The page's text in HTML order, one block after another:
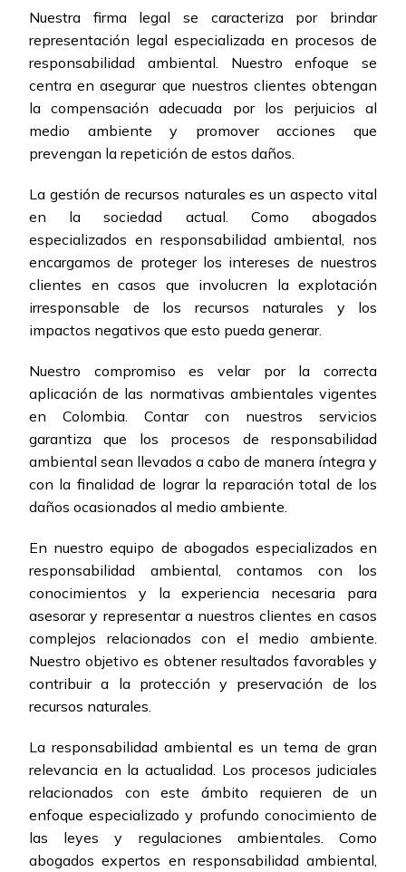
Nuestra firma legal se caracteriza por brindar
representación legal especializada en procesos de
responsabilidad ambiental. Nuestro enfoque se
centra en asegurar que nuestros clientes obtengan
la compensación adecuada por los perjuicios al
medio ambiente y promover acciones que
prevengan la repetición de estos daños.
La gestión de recursos naturales es un aspecto vital
en la sociedad actual. Como abogados
especializados en responsabilidad ambiental, nos
encargamos de proteger los intereses de nuestros
clientes en casos que involucren la explotación
irresponsable de los recursos naturales y los
impactos negativos que esto pueda generar.
Nuestro compromiso es velar por la correcta
aplicación de las normativas ambientales vigentes
en Colombia. Contar con nuestros servicios
garantiza que los procesos de responsabilidad
ambiental sean llevados a cabo de manera íntegra y
con la finalidad de lograr la reparación total de los
daños ocasionados al medio ambiente.
En nuestro equipo de abogados especializados en
responsabilidad ambiental, contamos con los
conocimientos y la experiencia necesaria para
asesorar y representar a nuestros clientes en casos
complejos relacionados con el medio ambiente.
Nuestro objetivo es obtener resultados favorables y
contribuir a la protección y preservación de los
recursos naturales.
La responsabilidad ambiental es un tema de gran
relevancia en la actualidad. Los procesos judiciales
relacionados con este ámbito requieren de un
enfoque especializado y profundo conocimiento de
las leyes y regulaciones ambientales. Como
abogados expertos en responsabilidad ambiental,